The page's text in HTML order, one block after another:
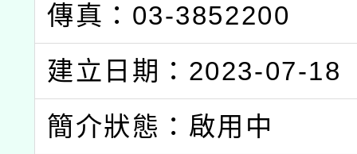
傳真：03-3852200
建立日期：2023-07-18
簡介狀態：啟用中